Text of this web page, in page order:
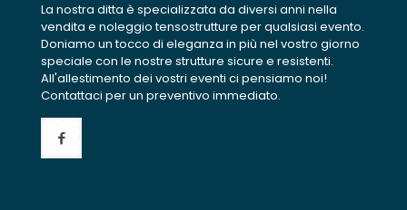
La nostra ditta è specializzata da diversi anni nella
vendita e noleggio tensostrutture per qualsiasi evento.
Doniamo un tocco di eleganza in più nel vostro giorno
speciale con le nostre strutture sicure e resistenti.
All'allestimento dei vostri eventi ci pensiamo noi!
Contattaci per un preventivo immediato.